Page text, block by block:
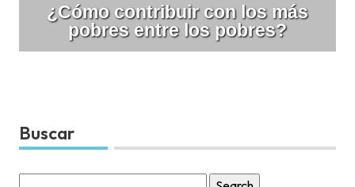
¿Cómo contribuir con los más
pobres entre los pobres?
Buscar